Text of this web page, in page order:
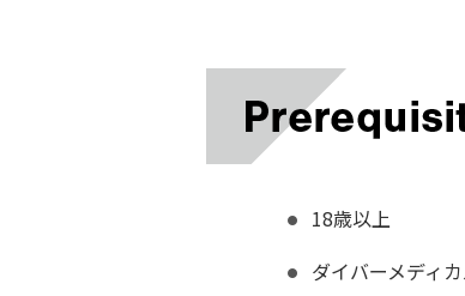
18歳以上
ダイバーメディ